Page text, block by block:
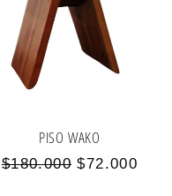
PISO WAKO
Precio
$180.000 Precio
$72.000